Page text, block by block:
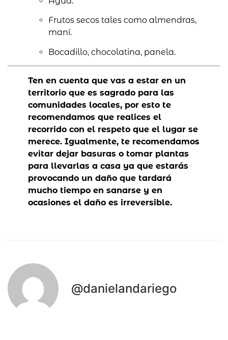
Frutos secos tales como almendras,
maní.
Bocadillo, chocolatina, panela.
Ten en cuenta que vas a estar en un
territorio que es sagrado para las
comunidades locales, por esto te
recomendamos que realices el
recorrido con el respeto que el lugar se
merece. Igualmente, te recomendamos
evitar dejar basuras o tomar plantas
para llevarlas a casa ya que estarás
provocando un daño que tardará
mucho tiempo en sanarse y en
ocasiones el daño es irreversible.
@danielandariego